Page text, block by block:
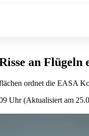
an Flügeln
ordnet die EASA
Uhr(Aktualisiert am